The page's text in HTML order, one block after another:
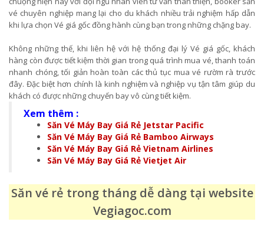
vé chuyên nghiệp mang lại cho du khách nhiều trải nghiệm hấp dẫn
khi lựa chọn Vé giá gốc đồng hành cùng bạn trong những chặng bay.
Không những thế, khi liên hệ với hệ thống đại lý Vé giá gốc, khách
hàng còn được tiết kiệm thời gian trong quá trình mua vé, thanh toán
nhanh chóng, tối giản hoàn toàn các thủ tục mua vé rườm rà trước
đây. Đặc biệt hơn chính là kinh nghiệm và nghiệp vụ tận tâm giúp du
khách có được những chuyến bay vô cùng tiết kiệm.
Xem thêm :
Săn Vé Máy Bay Giá Rẻ Jetstar Pacific
Săn Vé Máy Bay Giá Rẻ Bamboo Airways
Săn Vé Máy Bay Giá Rẻ Vietnam Airlines
Săn Vé Máy Bay Giá Rẻ Vietjet Air
Săn vé rẻ trong tháng dễ dàng tại website
Vegiagoc.com